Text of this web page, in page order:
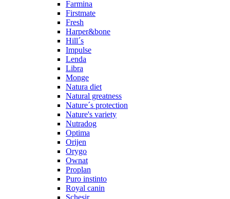
Farmina
Firstmate
Fresh
Harper&bone
Hill´s
Impulse
Lenda
Libra
Monge
Natura diet
Natural greatness
Nature´s protection
Nature's variety
Nutradog
Optima
Orijen
Orygo
Ownat
Proplan
Puro instinto
Royal canin
Schesir